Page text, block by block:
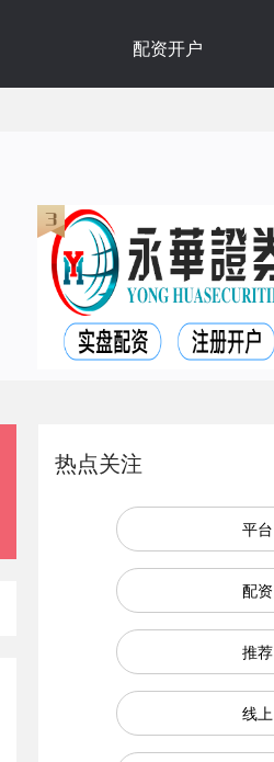
配资开户
热点关注
平台
配资
推荐
线上